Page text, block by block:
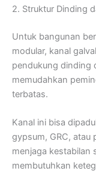
2. Struktur Dinding
Untuk bangunan
modular, kanal
pendukung dinding
memudahkan
terbatas.
Kanal ini bisa
gypsum, GRC, atau
menjaga kestabilan
membutuhkan